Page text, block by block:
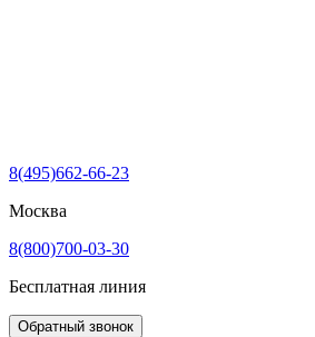
8(495)662-66-23
Москва
8(800)700-03-30
Бесплатная линия
Обратный звонок